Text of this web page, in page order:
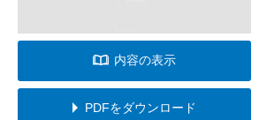
内容の表示
PDFをダウンロード